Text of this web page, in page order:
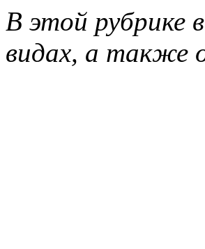
В этой рубрике
видах, а также